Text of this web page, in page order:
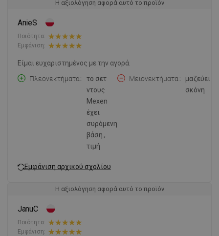
Η αξιολόγηση αφορά αυτό το προϊόν
AnieS
Ποιότητα:
Εμφάνιση:
Είμαι ευχαριστημένος με την αγορά.
Πλεονεκτήματα:
το σετ
ντους
Mexen
έχει
συρόμενη
βάση.,
τιμή
Μειονεκτήματα:
μαζεύει
σκόνη
Εμφάνιση αρχικού σχολίου
Η αξιολόγηση αφορά αυτό το προϊόν
JanuC
Ποιότητα:
Εμφάνιση: